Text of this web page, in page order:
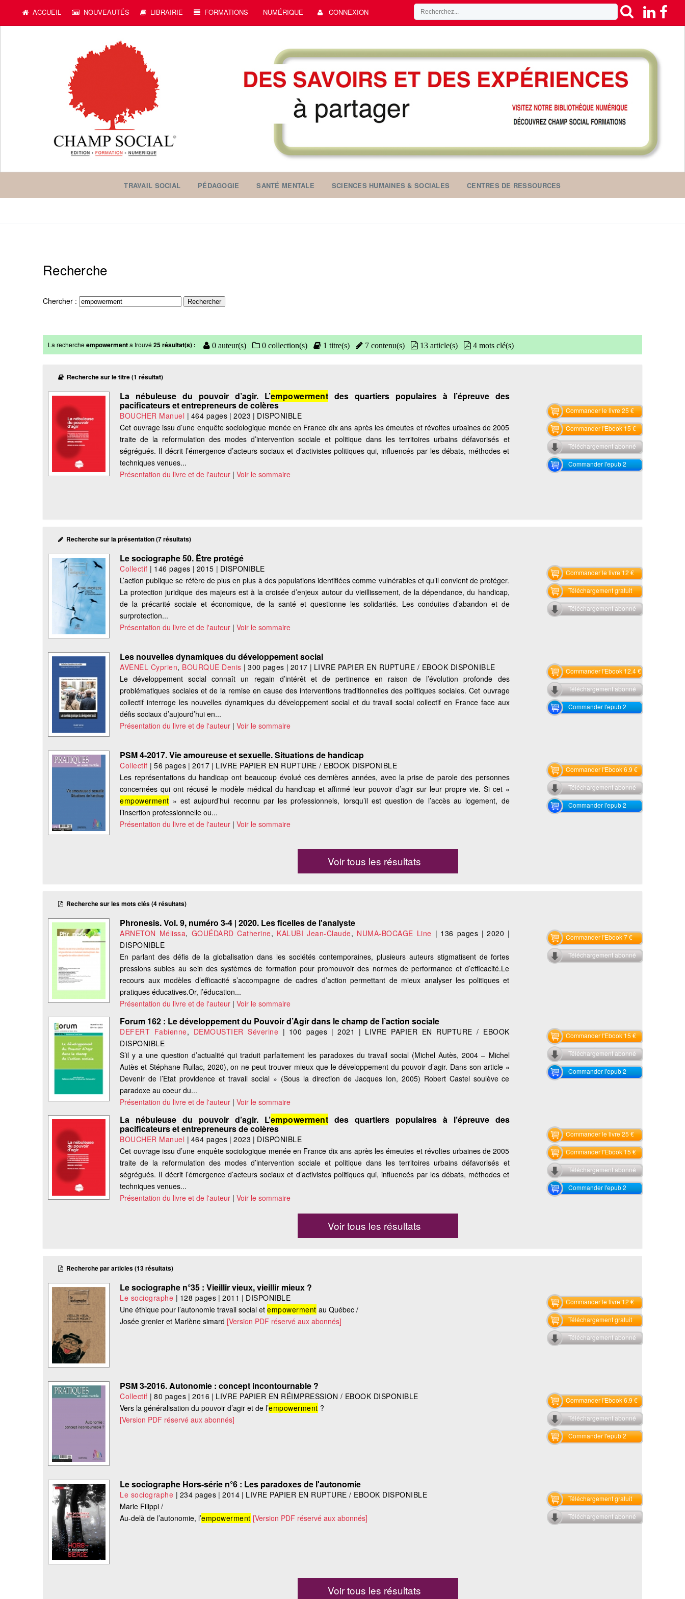
ACCUEIL NOUVEAUTÉS LIBRAIRIE FORMATIONS NUMÉRIQUE CONNEXION
TRAVAIL SOCIAL PÉDAGOGIE SANTÉ MENTALE SCIENCES HUMAINES & SOCIALES CENTRES DE RESSOURCES
Recherche
Chercher :
La rechercheempowermenta trouvé25 résultat(s) : 0 auteur(s) 0 collection(s) 1 titre(s) 7 contenu(s) 13 article(s) 4 mots clé(s)
Recherche sur le titre (1 résultat)
La nébuleuse du pouvoir d’agir. L’empowerment des quartiers populaires à l’épreuve des
pacificateurs et entrepreneurs de colères
BOUCHER Manuel | 464 pages |2023 | DISPONIBLE
Cet ouvrage issu d’une enquête sociologique menée en France dix ans après les émeutes et révoltes urbaines de 2005
traite de la reformulation des modes d’intervention sociale et politique dans les territoires urbains défavorisés et
ségrégués. Il décrit l’émergence d’acteurs sociaux et d’activistes politiques qui, influencés par les débats, méthodes et
techniques venues...
Présentation du livre et de l'auteur |Voir le sommaire
Commander le livre 25 €
Commander l'Ebook 15 €
Téléchargement abonné
Commander l'epub 2
Recherche sur la présentation (7 résultats)
Le sociographe 50. Être protégé
Collectif | 146 pages | 2015 | DISPONIBLE
L’action publique se réfère de plus en plus à des populations identifiées comme vulnérables et qu’il convient de protéger.
La protection juridique des majeurs est à la croisée d’enjeux autour du vieillissement, de la dépendance, du handicap,
de la précarité sociale et économique, de la santé et questionne les solidarités. Les conduites d’abandon et de
surprotection...
Présentation du livre et de l'auteur |Voir le sommaire
Commander le livre 12 €
Téléchargement gratuit
Téléchargement abonné
Les nouvelles dynamiques du développement social
AVENEL Cyprien, BOURQUE Denis |300 pages | 2017 | LIVRE PAPIER EN RUPTURE / EBOOK DISPONIBLE
Le développement social connaît un regain d’intérêt et de pertinence en raison de l’évolution profonde des
problématiques sociales et de la remise en cause des interventions traditionnelles des politiques sociales. Cet ouvrage
collectif interroge les nouvelles dynamiques du développement social et du travail social collectif en France face aux
défis sociaux d’aujourd’hui en...
Présentation du livre et de l'auteur |Voir le sommaire
Commander l'Ebook 12.4 €
Téléchargement abonné
Commander l'epub 2
PSM 4-2017. Vie amoureuse et sexuelle. Situations de handicap
Collectif |56 pages |2017 | LIVRE PAPIER EN RUPTURE / EBOOK DISPONIBLE
Les représentations du handicap ont beaucoup évolué ces dernières années, avec la prise de parole des personnes
concernées qui ont récusé le modèle médical du handicap et affirmé leur pouvoir d’agir sur leur propre vie. Si cet «
empowerment » est aujourd’hui reconnu par les professionnels, lorsqu’il est question de l’accès au logement, de
l’insertion professionnelle ou...
Présentation du livre et de l'auteur |Voir le sommaire
Commander l'Ebook 6.9 €
Téléchargement abonné
Commander l'epub 2
Voir tous les résultats
Recherche sur les mots clés (4 résultats)
Phronesis. Vol. 9, numéro 3-4 | 2020. Les ficelles de l'analyste
ARNETON Mélissa, GOUÉDARD Catherine, KALUBI Jean-Claude, NUMA-BOCAGE Line | 136 pages |2020 |
DISPONIBLE
En parlant des défis de la globalisation dans les sociétés contemporaines, plusieurs auteurs stigmatisent de fortes
pressions subies au sein des systèmes de formation pour promouvoir des normes de performance et d’efficacité.Le
recours aux modèles d’efficacité s’accompagne de cadres d’action permettant de mieux analyser les politiques et
pratiques éducatives.Or, l’éducation...
Présentation du livre et de l'auteur |Voir le sommaire
Commander l'Ebook 7 €
Téléchargement abonné
Forum 162 : Le développement du Pouvoir d’Agir dans le champ de l’action sociale
DEFERT Fabienne, DEMOUSTIER Séverine | 100 pages |2021 | LIVRE PAPIER EN RUPTURE / EBOOK
DISPONIBLE
S’il y a une question d’actualité qui traduit parfaitement les paradoxes du travail social (Michel Autès, 2004 – Michel
Autès et Stéphane Rullac, 2020), on ne peut trouver mieux que le développement du pouvoir d’agir. Dans son article «
Devenir de l’Etat providence et travail social » (Sous la direction de Jacques Ion, 2005) Robert Castel soulève ce
paradoxe au coeur du...
Présentation du livre et de l'auteur |Voir le sommaire
Commander l'Ebook 15 €
Téléchargement abonné
Commander l'epub 2
La nébuleuse du pouvoir d’agir. L’empowerment des quartiers populaires à l’épreuve des
pacificateurs et entrepreneurs de colères
BOUCHER Manuel | 464 pages |2023 | DISPONIBLE
Cet ouvrage issu d’une enquête sociologique menée en France dix ans après les émeutes et révoltes urbaines de 2005
traite de la reformulation des modes d’intervention sociale et politique dans les territoires urbains défavorisés et
ségrégués. Il décrit l’émergence d’acteurs sociaux et d’activistes politiques qui, influencés par les débats, méthodes et
techniques venues...
Présentation du livre et de l'auteur |Voir le sommaire
Commander le livre 25 €
Commander l'Ebook 15 €
Téléchargement abonné
Commander l'epub 2
Voir tous les résultats
Recherche par articles (13 résultats)
Le sociographe n°35 : Vieillir vieux, vieillir mieux ?
Le sociographe | 128 pages |2011 | DISPONIBLE
Une éthique pour l’autonomie travail social etempowerment au Québec /
Josée grenier et Marlène simard [Version PDF réservé aux abonnés]
Commander le livre 12 €
Téléchargement gratuit
Téléchargement abonné
PSM 3-2016. Autonomie : concept incontournable ?
Collectif |80 pages |2016 | LIVRE PAPIER EN RÉIMPRESSION / EBOOK DISPONIBLE
Vers la généralisation du pouvoir d’agir et de l’empowerment ?
[Version PDF réservé aux abonnés]
Commander l'Ebook 6.9 €
Téléchargement abonné
Commander l'epub 2
Le sociographe Hors-série n°6 : Les paradoxes de l'autonomie
Le sociographe | 234 pages |2014 | LIVRE PAPIER EN RUPTURE / EBOOK DISPONIBLE
Marie Filippi /
Au-delà de l’autonomie, l’empowerment [Version PDF réservé aux abonnés]
Téléchargement gratuit
Téléchargement abonné
Voir tous les résultats